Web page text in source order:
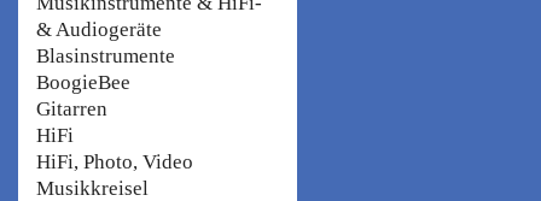
& Audiogeräte
Blasinstrumente
BoogieBee
Gitarren
HiFi
HiFi, Photo, Video
Musikkreisel